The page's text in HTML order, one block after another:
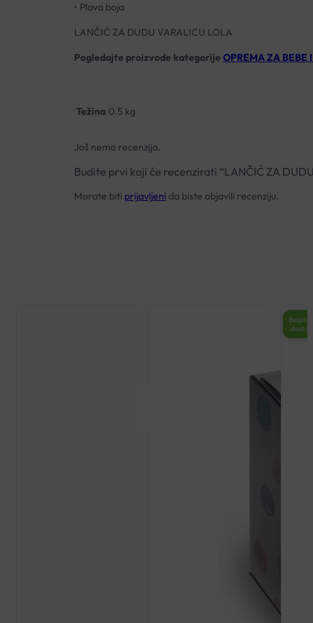
• Plava boja
LANČIĆ ZA DUDU VARALICU LOLA
Pogledajte proizvode kategorije OPREMA ZA BEBE
Težina 0.5 kg
Još nema recenzija.
Budite prvi koji će recenzirati “LANČIĆ ZA
Morate biti prijavljeni da biste objavili recenziju.